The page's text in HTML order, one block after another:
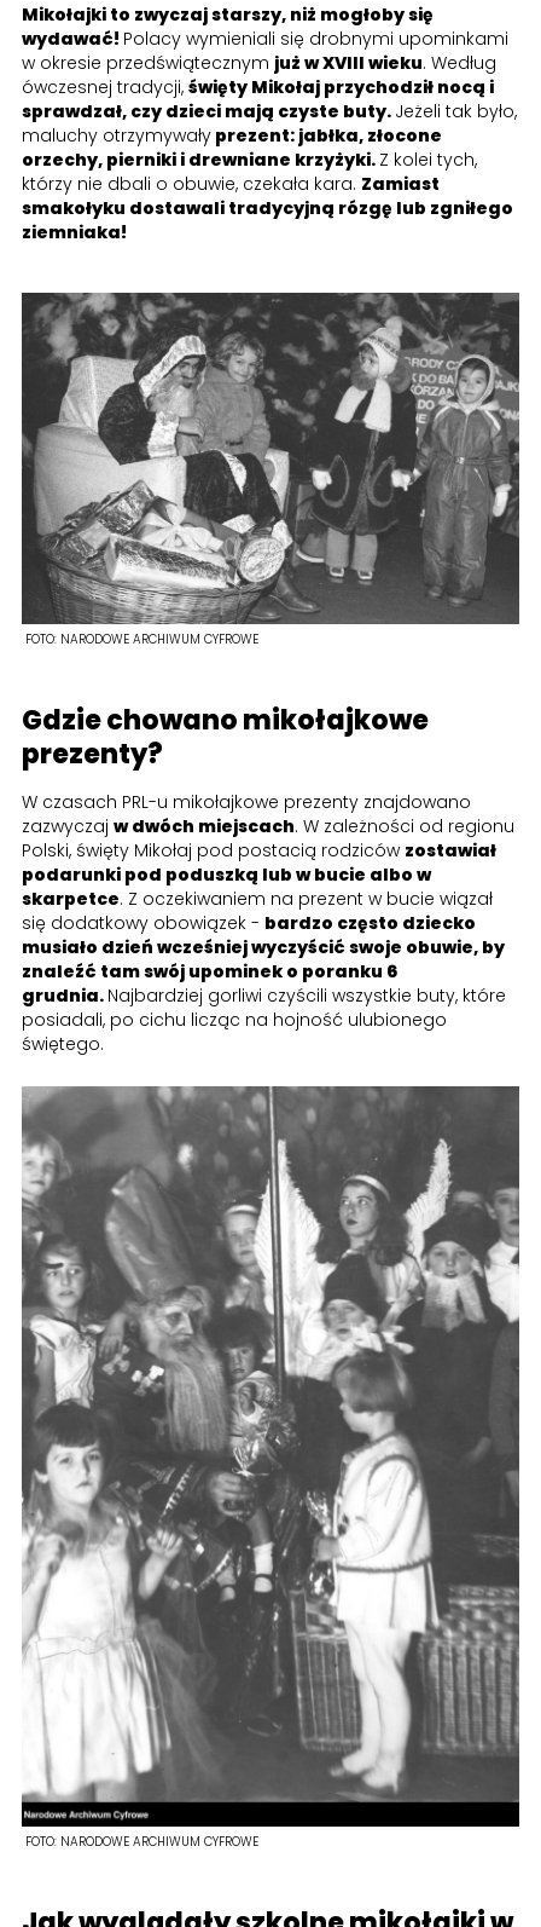
Mikołajki to zwyczaj starszy, niż mogłoby się
wydawać! Polacy wymieniali się drobnymi upominkami
w okresie przedświątecznym już w XVIII wieku. Według
ówczesnej tradycji, święty Mikołaj przychodził nocą i
sprawdzał, czy dzieci mają czyste buty. Jeżeli tak było,
maluchy otrzymywały prezent: jabłka, złocone
orzechy, pierniki i drewniane krzyżyki. Z kolei tych,
którzy nie dbali o obuwie, czekała kara. Zamiast
smakołyku dostawali tradycyjną rózgę lub zgniłego
ziemniaka!
FOTO: NARODOWE ARCHIWUM CYFROWE
Gdzie chowano mikołajkowe
prezenty?
W czasach PRL-u mikołajkowe prezenty znajdowano
zazwyczaj w dwóch miejscach. W zależności od regionu
Polski, święty Mikołaj pod postacią rodziców zostawiał
podarunki pod poduszką lub w bucie albo w
skarpetce. Z oczekiwaniem na prezent w bucie wiązał
się dodatkowy obowiązek - bardzo często dziecko
musiało dzień wcześniej wyczyścić swoje obuwie, by
znaleźć tam swój upominek o poranku 6
grudnia. Najbardziej gorliwi czyścili wszystkie buty, które
posiadali, po cichu licząc na hojność ulubionego
świętego.
FOTO: NARODOWE ARCHIWUM CYFROWE